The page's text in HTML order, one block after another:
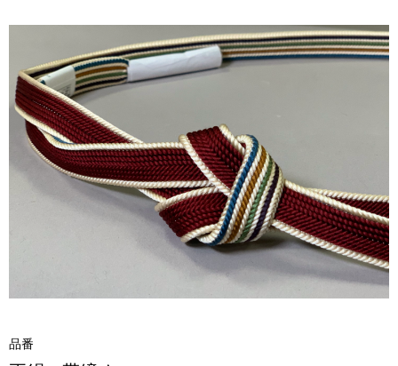
品番